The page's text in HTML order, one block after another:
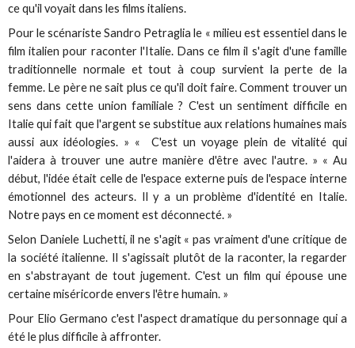
ce qu'il voyait dans les films italiens.
Pour le scénariste Sandro Petraglia le « milieu est essentiel dans le
film italien pour raconter l'Italie. Dans ce film il s'agit d'une famille
traditionnelle normale et tout à coup survient la perte de la
femme. Le père ne sait plus ce qu'il doit faire. Comment trouver un
sens dans cette union familiale ? C'est un sentiment difficile en
Italie qui fait que l'argent se substitue aux relations humaines mais
aussi aux idéologies. » « C'est un voyage plein de vitalité qui
l'aidera à trouver une autre manière d'être avec l'autre. » « Au
début, l'idée était celle de l'espace externe puis de l'espace interne
émotionnel des acteurs. Il y a un problème d'identité en Italie.
Notre pays en ce moment est déconnecté. »
Selon Daniele Luchetti, il ne s'agit « pas vraiment d'une critique de
la société italienne. Il s'agissait plutôt de la raconter, la regarder
en s'abstrayant de tout jugement. C'est un film qui épouse une
certaine miséricorde envers l'être humain. »
Pour Elio Germano c'est l'aspect dramatique du personnage qui a
été le plus difficile à affronter.